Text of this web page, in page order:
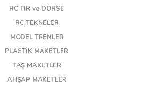
RC TIR ve DORSE
RC TEKNELER
MODEL TRENLER
PLASTİK MAKETLER
TAŞ MAKETLER
AHŞAP MAKETLER